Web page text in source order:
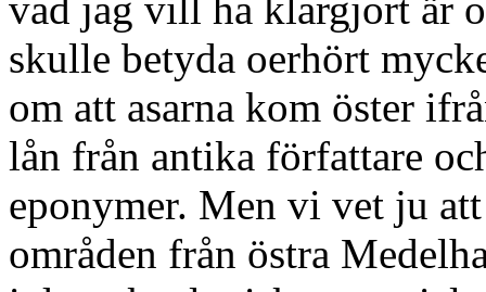
skulle betyda oerhört
om att asarna kom öster
lån från antika författare
eponymer. Men vi vet ju
områden från östra